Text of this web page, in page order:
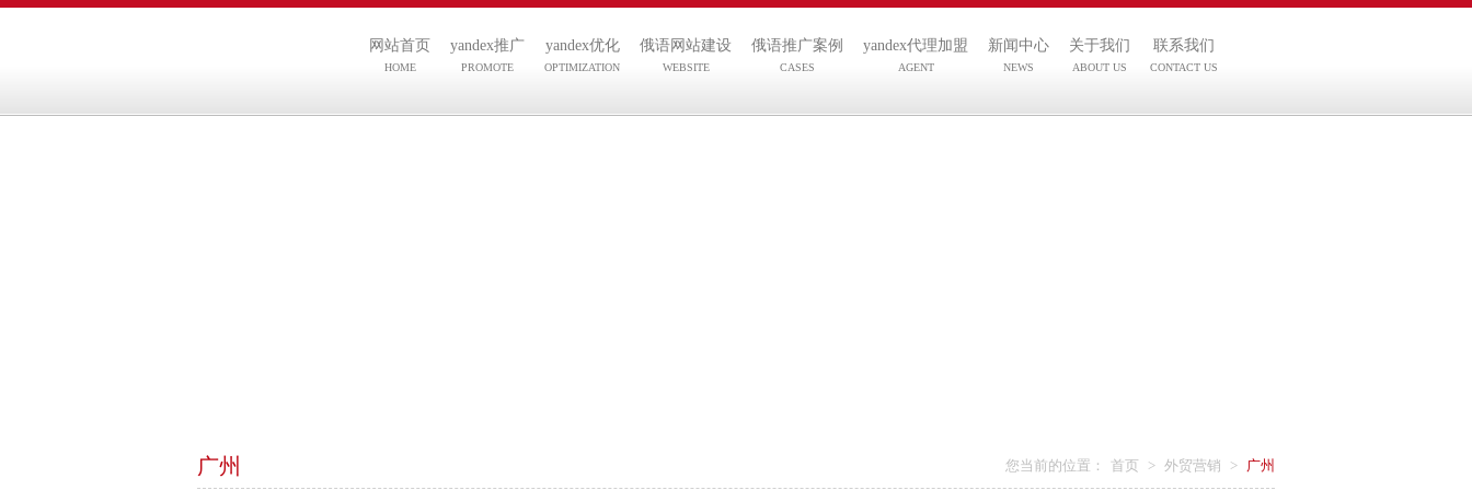
网站首页
HOME
yandex推广
PROMOTE
yandex优化
OPTIMIZATION
俄语网站建设
WEBSITE
俄语推广案例
CASES
yandex代理加盟
AGENT
新闻中心
NEWS
关于我们
ABOUT US
联系我们
CONTACT US
广州 您当前的位置： 首页 > 外贸营销 > 广州